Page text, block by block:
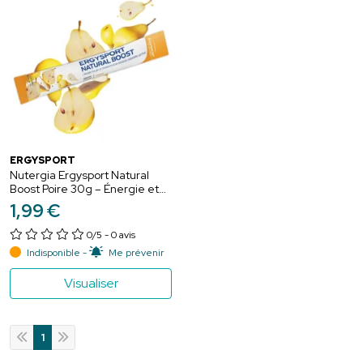
ERGYSPORT
Nutergia Ergysport Natural
Boost Poire 30g – Énergie et
vitalité
1,99€
0/5 - 0 avis
Indisponible -
Me prévenir
Visualiser
1